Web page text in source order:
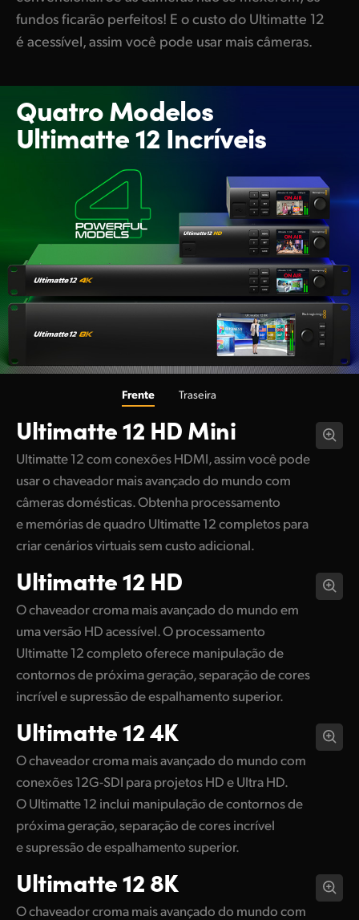
fundos ficarão perfeitos! E o custo do Ultimatte 12
é acessível, assim você pode usar mais câmeras.
Quatro Modelos
Ultimatte 12 Incríveis
Frente Traseira
Ultimatte 12 HD Mini
Ultimatte 12 com conexões HDMI, assim você pode
usar o chaveador mais avançado do mundo com
câmeras domésticas. Obtenha processamento
e memórias de quadro Ultimatte 12 completos para
criar cenários virtuais sem custo adicional.
Ultimatte 12 HD
O chaveador croma mais avançado do mundo em
uma versão HD acessível. O processamento
Ultimatte 12 completo oferece manipulação de
contornos de próxima geração, separação de cores
incrível e supressão de espalhamento superior.
Ultimatte 12 4K
O chaveador croma mais avançado do mundo com
conexões 12G-SDI para projetos HD e Ultra HD.
O Ultimatte 12 inclui manipulação de contornos de
próxima geração, separação de cores incrível
e supressão de espalhamento superior.
Ultimatte 12 8K
O chaveador croma mais avançado do mundo com